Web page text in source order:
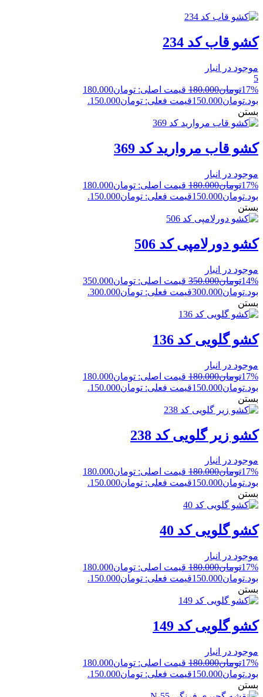
کشو قاب کد 234
موجود در انبار
5
17%تومان180.000
قیمت اصلی: تومان180.000
بود.تومان150.000قیمت فعلی: تومان150.000.
بستن
کشو قاب مروارید کد 369
موجود در انبار
17%تومان180.000
قیمت اصلی: تومان180.000
بود.تومان150.000قیمت فعلی: تومان150.000.
بستن
کشو دورلامپی کد 506
موجود در انبار
14%تومان350.000
قیمت اصلی: تومان350.000
بود.تومان300.000قیمت فعلی: تومان300.000.
بستن
کشو گلویی کد 136
موجود در انبار
17%تومان180.000
قیمت اصلی: تومان180.000
بود.تومان150.000قیمت فعلی: تومان150.000.
بستن
کشو زیر گلویی کد 238
موجود در انبار
17%تومان180.000
قیمت اصلی: تومان180.000
بود.تومان150.000قیمت فعلی: تومان150.000.
بستن
کشو گلویی کد 40
موجود در انبار
17%تومان180.000
قیمت اصلی: تومان180.000
بود.تومان150.000قیمت فعلی: تومان150.000.
بستن
کشو گلویی کد 149
موجود در انبار
17%تومان180.000
قیمت اصلی: تومان180.000
بود.تومان150.000قیمت فعلی: تومان150.000.
بستن